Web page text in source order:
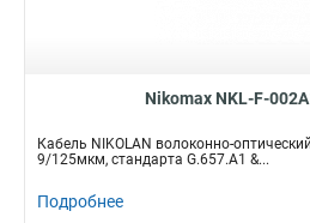
Nikomax NKL-F-
Кабель NIKOLAN волоконно-
9/125мкм, стандарта G.657.A1 &...
Подробнее